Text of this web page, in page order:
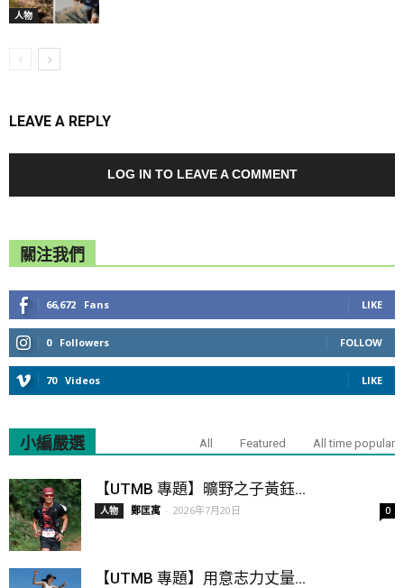
人物
LEAVE A REPLY
LOG IN TO LEAVE A COMMENT
關注我們
66,672 Fans LIKE
0 Followers FOLLOW
70 Videos LIKE
小編嚴選 All Featured All time popular
【UTMB 專題】曠野之子黃鈺...
人物 鄭匡寓 - 2026年7月20日 0
【UTMB 專題】用意志力丈量...